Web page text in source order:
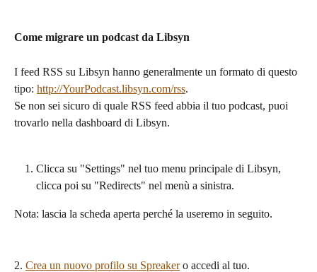
Come migrare un podcast da Libsyn
I feed RSS su Libsyn hanno generalmente un formato di questo
tipo: http://YourPodcast.libsyn.com/rss.
Se non sei sicuro di quale RSS feed abbia il tuo podcast, puoi
trovarlo nella dashboard di Libsyn.
Clicca su "Settings" nel tuo menu principale di Libsyn,
clicca poi su "Redirects" nel menù a sinistra.
Nota: lascia la scheda aperta perché la useremo in seguito.
2. Crea un nuovo profilo su Spreaker o accedi al tuo.